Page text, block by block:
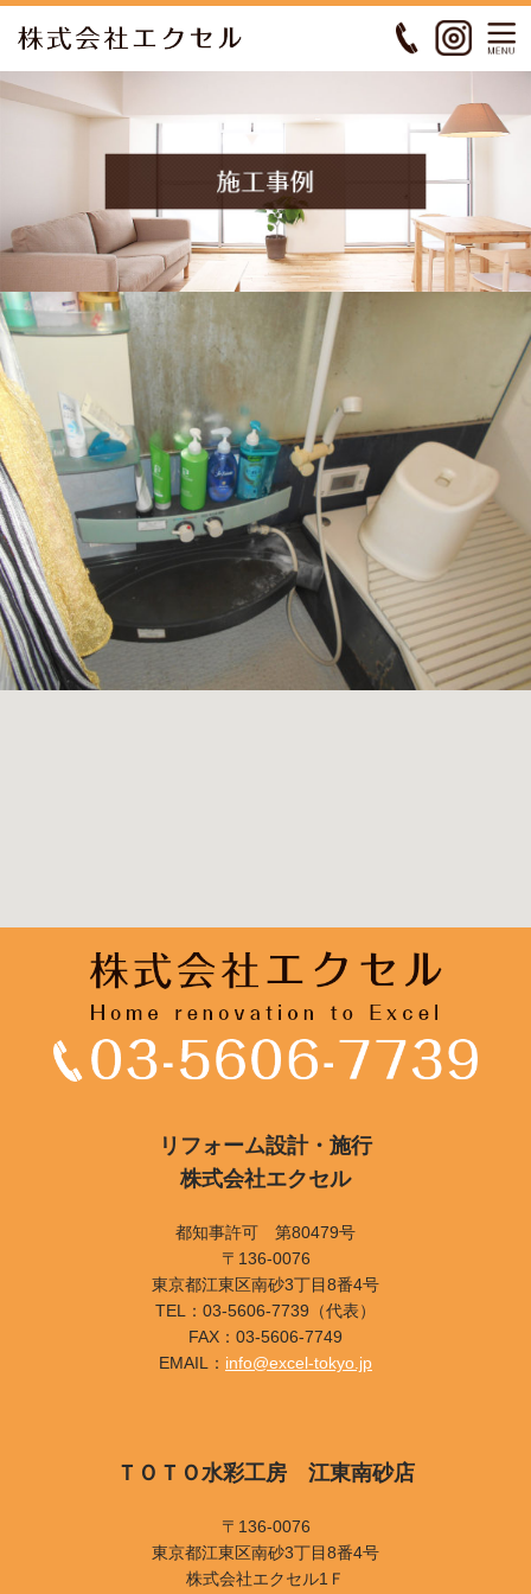
リフォーム設計・施行
株式会社エクセル
都知事許可 第80479号
〒136-0076
東京都江東区南砂3丁目8番4号
TEL：03-5606-7739（代表）
FAX：03-5606-7749
EMAIL： info@excel-tokyo.jp
ＴＯＴＯ水彩工房 江東南砂店
〒136-0076
東京都江東区南砂3丁目8番4号
株式会社エクセル1Ｆ